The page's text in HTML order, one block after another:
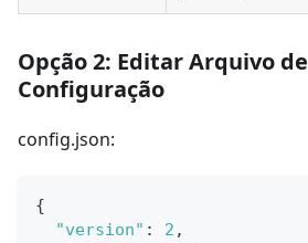
Opção 2: Editar Arquivo de
Configuração
config.json:
{
"version" : 2 ,